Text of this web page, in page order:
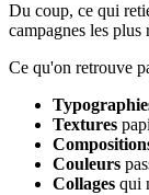
Du coup, ce qui
campagnes les plus
Ce qu'on retrouve
Textures
Couleurs
Collages qui